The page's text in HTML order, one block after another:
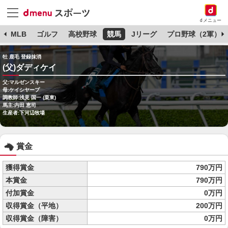
dメニュー
MLB ゴルフ 高校野球 競馬 Jリーグ プロ野球（2軍）
牡 鹿毛 登録抹消
(父)ダディケイ
父:マルゼンスキー
母:ケイシヤープ
調教師:浅見 国一 (栗東)
馬主:内田 恵司
生産者:下河辺牧場
賞金
獲得賞金
790万円
本賞金
790万円
付加賞金
0万円
収得賞金（平地）
200万円
収得賞金（障害）
0万円